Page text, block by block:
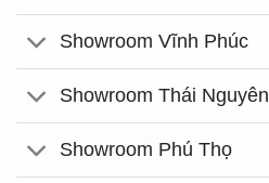
Showroom Vĩnh Phúc
Showroom Thái Nguyên
Showroom Phú Thọ